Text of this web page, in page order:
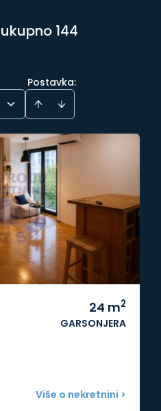
144
Postavka:
24 m2
GARSONJERA
Više o nekretnini >